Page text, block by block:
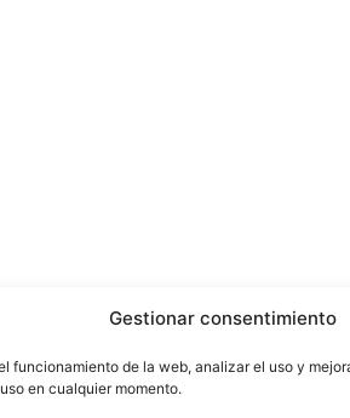
Gestionar consentimiento
funcionamiento de la web, analizar el uso y
en cualquier momento.